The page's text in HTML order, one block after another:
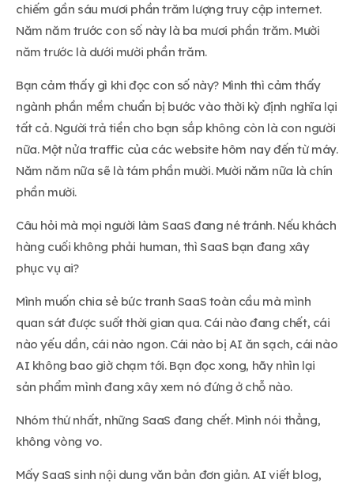
chiếm gần sáu mươi phần trăm lượng truy cập internet.
Năm năm trước con số này là ba mươi phần trăm. Mười
năm trước là dưới mười phần trăm.
Bạn cảm thấy gì khi đọc con số này? Mình thì cảm thấy
ngành phần mềm chuẩn bị bước vào thời kỳ định nghĩa lại
tất cả. Người trả tiền cho bạn sắp không còn là con người
nữa. Một nửa traffic của các website hôm nay đến từ máy.
Năm năm nữa sẽ là tám phần mười. Mười năm nữa là chín
phần mười.
Câu hỏi mà mọi người làm SaaS đang né tránh. Nếu khách
hàng cuối không phải human, thì SaaS bạn đang xây
phục vụ ai?
Mình muốn chia sẻ bức tranh SaaS toàn cầu mà mình
quan sát được suốt thời gian qua. Cái nào đang chết, cái
nào yếu dần, cái nào ngon. Cái nào bị AI ăn sạch, cái nào
AI không bao giờ chạm tới. Bạn đọc xong, hãy nhìn lại
sản phẩm mình đang xây xem nó đứng ở chỗ nào.
Nhóm thứ nhất, những SaaS đang chết. Mình nói thẳng,
không vòng vo.
Mấy SaaS sinh nội dung văn bản đơn giản. AI viết blog,